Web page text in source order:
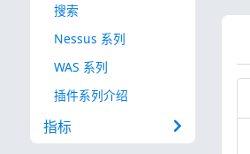
搜索
Nessus 系列
WAS 系列
插件系列介绍
指标